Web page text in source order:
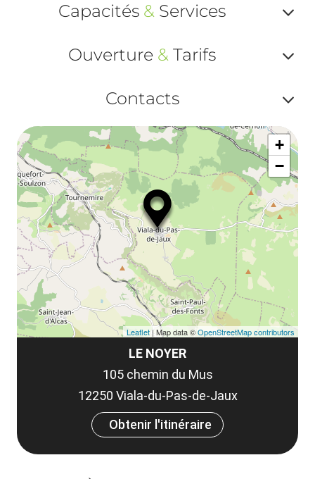
ou
Capacités & Services
ou
Ouverture & Tarifs
ou
et
Contacts
ou
LE NOYER
105 chemin du Mus
12250 Viala-du-Pas-de-Jaux
Obtenir l'itinéraire
+
−
Leaflet| Map data ©OpenStreetMap contributors